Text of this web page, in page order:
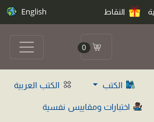
النقاط
English
0
الكتب
الكتب العربية
اختبارات ومقاييس نفسية